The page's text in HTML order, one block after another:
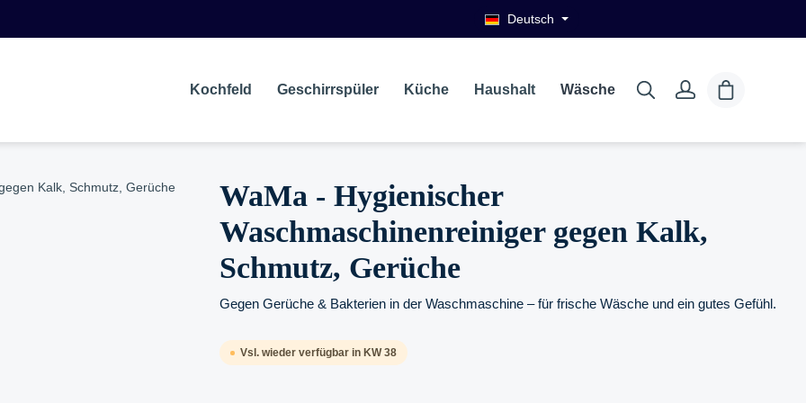
Deutsch
Kochfeld Geschirrspüler Küche Haushalt Wäsche
WaMa - Hygienischer
Waschmaschinenreiniger gegen Kalk,
Schmutz, Gerüche
Gegen Gerüche & Bakterien in der Waschmaschine – für frische Wäsche und ein gutes Gefühl.
Vsl. wieder verfügbar in KW 38